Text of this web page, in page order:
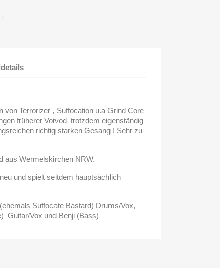
von Terrorizer , Suffocation u.a Grind Core
früherer Voivod trotzdem eigenständig
richtig starken Gesang ! Sehr zu
aus Wermelskirchen NRW.
und spielt seitdem hauptsächlich
Suffocate Bastard) Drums/Vox,
Guitar/Vox und Benji (Bass)